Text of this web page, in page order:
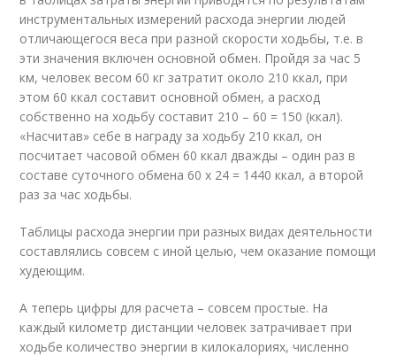
инструментальных измерений расхода энергии людей
отличающегося веса при разной скорости ходьбы, т.е. в
эти значения включен основной обмен. Пройдя за час 5
км, человек весом 60 кг затратит около 210 ккал, при
этом 60 ккал составит основной обмен, а расход
собственно на ходьбу составит 210 – 60 = 150 (ккал).
«Насчитав» себе в награду за ходьбу 210 ккал, он
посчитает часовой обмен 60 ккал дважды – один раз в
составе суточного обмена 60 х 24 = 1440 ккал, а второй
раз за час ходьбы.
Таблицы расхода энергии при разных видах деятельности
составлялись совсем с иной целью, чем оказание помощи
худеющим.
А теперь цифры для расчета – совсем простые. На
каждый километр дистанции человек затрачивает при
ходьбе количество энергии в килокалориях, численно